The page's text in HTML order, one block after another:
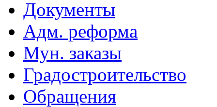
Документы
Адм. реформа
Мун. заказы
Градостроительство
Обращения